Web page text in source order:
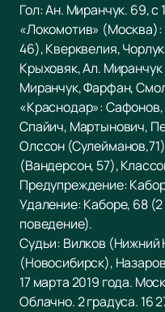
Гол: Ан. Миранчук. 69, с
«Локомотив»
46), Кверквелия,
Крыховяк, Ал.
Миранчук, Фарфан,
«Краснодар»:
Спайич, Мартынович,
Олссон
(Вандерсон, 57),
Предупреждение:
Удаление: Каборе, 68
поведение).
Судьи: Вилков (Нижний
(Новосибирск),
17 марта 2019 года.
Облачно. 2 градуса. 16